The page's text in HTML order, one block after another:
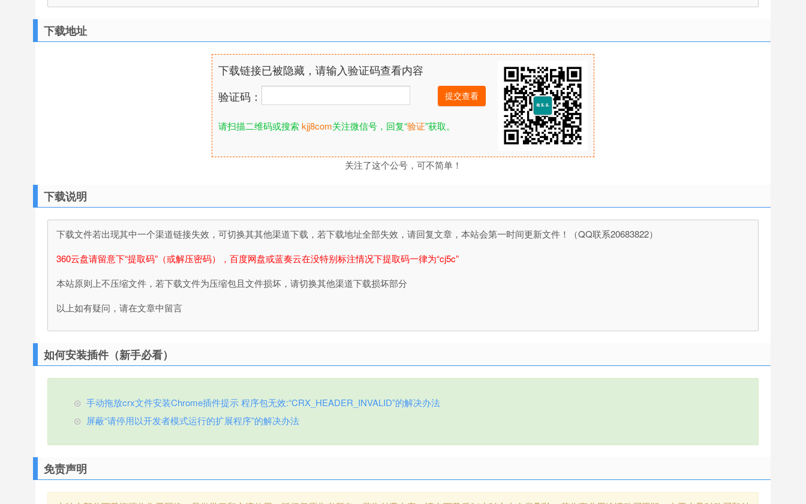
下载地址
下载链接已被隐藏，请输入验证码查看内容
验证码：
请扫描二维码或搜索kjj8com关注微信号，回复“验证”获取。
关注了这个公号，可不简单！
下载说明
下载文件若出现其中一个渠道链接失效，可切换其其他渠道下载，若下载地址全部失效，请回复文章，本站会第一时间更新文件！（QQ联系20683822）
360云盘请留意下“提取码”（或解压密码），百度网盘或蓝奏云在没特别标注情况下提取码一律为“cj5c”
本站原则上不压缩文件，若下载文件为压缩包且文件损坏，请切换其他渠道下载损坏部分
以上如有疑问，请在文章中留言
如何安装插件（新手必看）
手动拖放crx文件安装Chrome插件提示 程序包无效:“CRX_HEADER_INVALID”的解决办法
屏蔽“请停用以开发者模式运行的扩展程序”的解决办法
免责声明